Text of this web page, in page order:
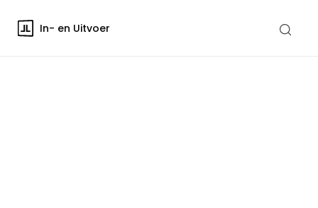
In- en Uitvoer